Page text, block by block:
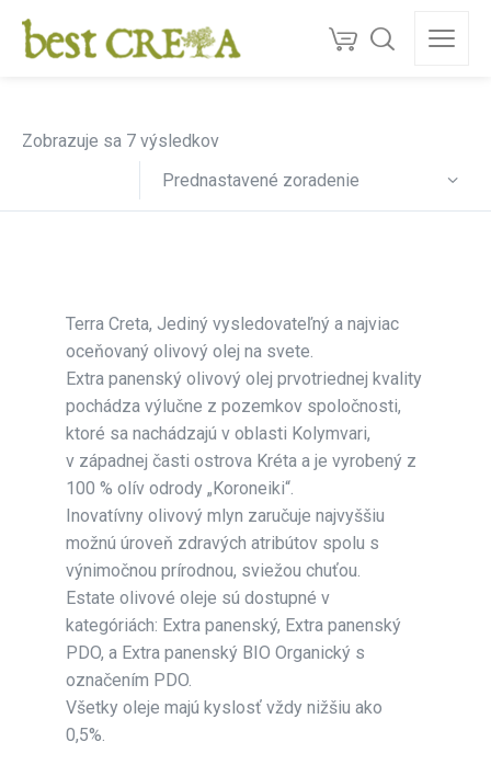
Zobrazuje sa 7 výsledkov
Prednastavené zoradenie
Terra Creta, Jediný vysledovateľný a najviac
oceňovaný olivový olej na svete.
Extra panenský olivový olej prvotriednej kvality
pochádza výlučne z pozemkov spoločnosti,
ktoré sa nachádzajú v oblasti Kolymvari,
v západnej časti ostrova Kréta a je vyrobený z
100 % olív odrody „Koroneiki“.
Inovatívny olivový mlyn zaručuje najvyššiu
možnú úroveň zdravých atribútov spolu s
výnimočnou prírodnou, sviežou chuťou.
Estate olivové oleje sú dostupné v
kategóriách: Extra panenský, Extra panenský
PDO, a Extra panenský BIO Organický s
označením PDO.
Všetky oleje majú kyslosť vždy nižšiu ako
0,5%.